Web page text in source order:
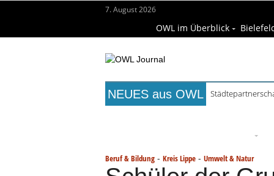
7. August 2026
OWL im Überblick
NEUES aus OWL
Beruf & Bildung - Kreis Lippe - Umwelt & Natur